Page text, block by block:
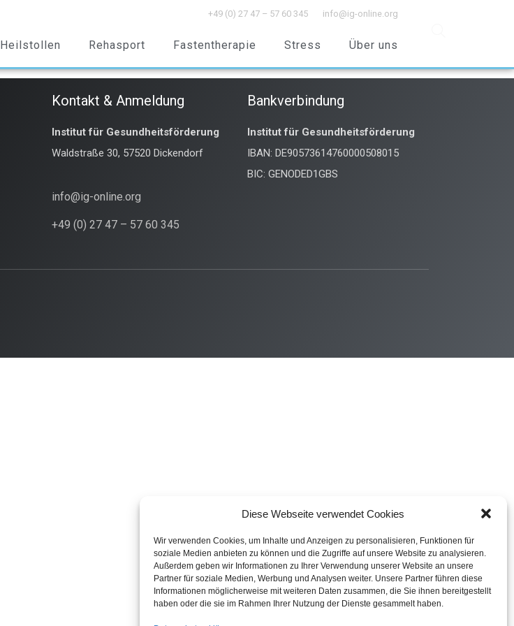
Diese Webseite verwendet Cookies
Wir verwenden Cookies, um Inhalte und Anzeigen zu personalisieren, Funktionen für
soziale Medien anbieten zu können und die Zugriffe auf unsere Website zu analysieren.
Außerdem geben wir Informationen zu Ihrer Verwendung unserer Website an unsere
Partner für soziale Medien, Werbung und Analysen weiter. Unsere Partner führen diese
Informationen möglicherweise mit weiteren Daten zusammen, die Sie ihnen bereitgestellt
haben oder die sie im Rahmen Ihrer Nutzung der Dienste gesammelt haben.
+49 (0) 27 47 – 57 60 345 info@ig-online.org
Heilstollen Rehasport Fastentherapie Stress Über uns
Kontakt & Anmeldung
Institut für Gesundheitsförderung
Waldstraße 30, 57520 Dickendorf
info@ig-online.org
+49 (0) 27 47 – 57 60 345
Bankverbindung
Institut für Gesundheitsförderung
IBAN: DE90573614760000508015
BIC: GENODED1GBS